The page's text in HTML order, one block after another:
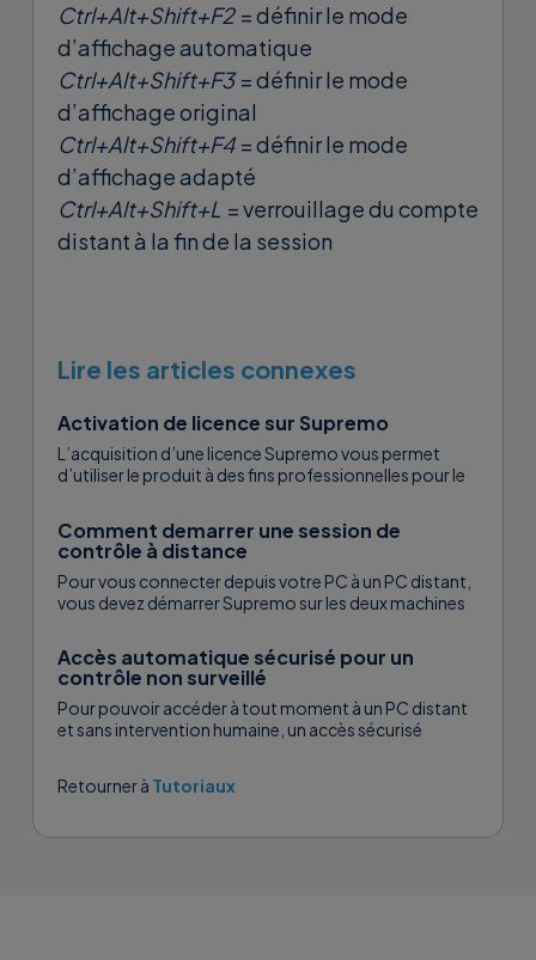
Ctrl+Alt+Shift+F2 = définir le mode
d’affichage automatique
Ctrl+Alt+Shift+F3= définir le mode
d’affichage original
Ctrl+Alt+Shift+F4 = définir le mode
d’affichage adapté
Ctrl+Alt+Shift+L = verrouillage du compte
distant à la fin de la session
Lire les articles connexes
Activation de licence sur Supremo
L’acquisition d’une licence Supremo vous permet
d’utiliser le produit à des fins professionnelles pour le
Comment demarrer une session de
contrôle à distance
Pour vous connecter depuis votre PC à un PC distant,
vous devez démarrer Supremo sur les deux machines
Accès automatique sécurisé pour un
contrôle non surveillé
Pour pouvoir accéder à tout moment à un PC distant
et sans intervention humaine, un accès sécurisé
Retourner à Tutoriaux